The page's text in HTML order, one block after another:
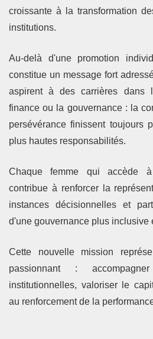
croissante à la transformation
institutions.
Au-delà d'une promotion
constitue un message fort
aspirent à des carrières dans
finance ou la gouvernance : la
persévérance finissent toujours
plus hautes responsabilités.
Chaque femme qui accède
contribue à renforcer la
instances décisionnelles et
d'une gouvernance plus inclusive
Cette nouvelle mission
passionnant :
institutionnelles, valoriser le
au renforcement de la